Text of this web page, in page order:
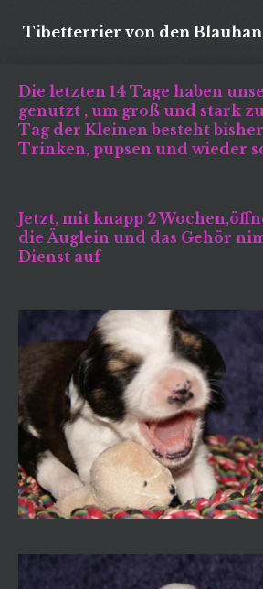
Hauptinhalt
Tibetterrier von den
Die letzten 14 Tage haben
genutzt , um groß und stark
Tag der Kleinen besteht
Trinken, pupsen und wieder
Jetzt, mit knapp 2
die Äuglein und das Gehör
Dienst auf